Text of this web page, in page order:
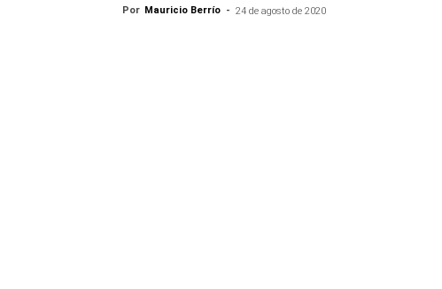
Por Mauricio Berrío - 24 de agosto de 2020